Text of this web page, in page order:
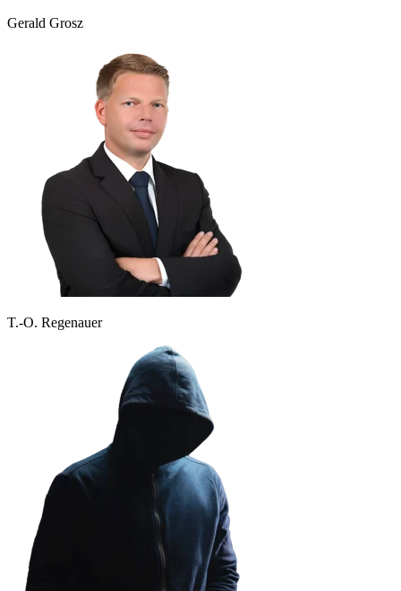
Gerald Grosz
T.-O. Regenauer